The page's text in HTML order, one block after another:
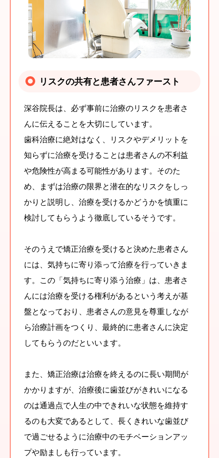
リスクの共有と患者さんファースト
深谷院長は、必ず事前に治療のリスクを患者さ
んに伝えることを大切にしています。
歯科治療に絶対はなく、リスクやデメリットを
知らずに治療を受けることは患者さんの不利益
や危険性が高まる可能性があります。そのた
め、まずは治療の限界と潜在的なリスクをしっ
かりと説明し、治療を受けるかどうかを慎重に
検討してもらうよう徹底しているそうです。
そのうえで矯正治療を受けると決めた患者さん
には、気持ちに寄り添って治療を行っていきま
す。この「気持ちに寄り添う治療」は、患者さ
んには治療を受ける権利があるという考えが基
盤となっており、患者さんの意見を尊重しなが
ら治療計画をつくり、最終的に患者さんに決定
してもらうのだといいます。
また、矯正治療は治療を終えるのに長い期間が
かかりますが、治療後に歯並びがきれいになる
のは通過点で人生の中できれいな状態を維持す
るのも大変であるとして、長くきれいな歯並び
で過ごせるように治療中のモチベーションアッ
プや励ましも行っています。